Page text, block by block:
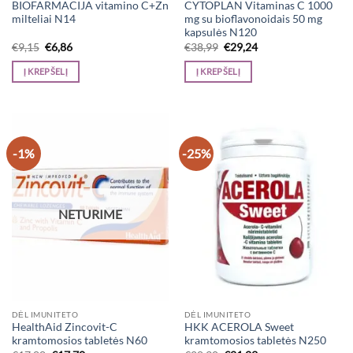
BIOFARMACIJA vitamino C+Zn
milteliai N14
€9,15 Original
price
was:
€9,15.
€6,86Current
Į KREPŠELĮ
CYTOPLAN Vitaminas C 1000
mg su bioflavonoidais 50 mg
kapsulės N120
€38,99 Original
price
was:
€38,99.
€29,24Current
Į KREPŠELĮ
-1%
NETURIME
DĖL IMUNITETO
HealthAid Zincovit-C
kramtomosios tabletės N60
-25%
DĖL IMUNITETO
HKK ACEROLA Sweet
kramtomosios tabletės N250